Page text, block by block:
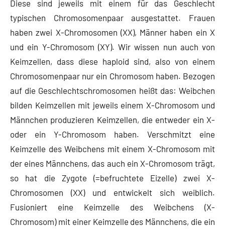
Diese sind jeweils mit einem für das Geschlecht
typischen Chromosomenpaar ausgestattet. Frauen
haben zwei X-Chromosomen (XX), Männer haben ein X
und ein Y-Chromosom (XY). Wir wissen nun auch von
Keimzellen, dass diese haploid sind, also von einem
Chromosomenpaar nur ein Chromosom haben. Bezogen
auf die Geschlechtschromosomen heißt das: Weibchen
bilden Keimzellen mit jeweils einem X-Chromosom und
Männchen produzieren Keimzellen, die entweder ein X-
oder ein Y-Chromosom haben. Verschmitzt eine
Keimzelle des Weibchens mit einem X-Chromosom mit
der eines Männchens, das auch ein X-Chromosom trägt,
so hat die Zygote (=befruchtete Eizelle) zwei X-
Chromosomen (XX) und entwickelt sich weiblich.
Fusioniert eine Keimzelle des Weibchens (X-
Chromosom) mit einer Keimzelle des Männchens, die ein